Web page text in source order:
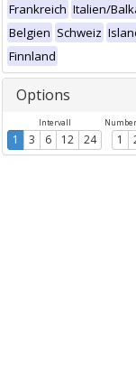
Frankreich Italien/
Belgien Schweiz
Finnland
Options
Intervall
1 3 6 12 24 1